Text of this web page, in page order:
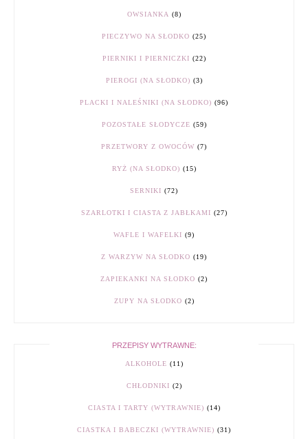
OWSIANKA (8)
PIECZYWO NA SŁODKO (25)
PIERNIKI I PIERNICZKI (22)
PIEROGI (NA SŁODKO) (3)
PLACKI I NALEŚNIKI (NA SŁODKO) (96)
POZOSTAŁE SŁODYCZE (59)
PRZETWORY Z OWOCÓW (7)
RYŻ (NA SŁODKO) (15)
SERNIKI (72)
SZARLOTKI I CIASTA Z JABŁKAMI (27)
WAFLE I WAFELKI (9)
Z WARZYW NA SŁODKO (19)
ZAPIEKANKI NA SŁODKO (2)
ZUPY NA SŁODKO (2)
PRZEPISY WYTRAWNE:
ALKOHOLE (11)
CHŁODNIKI (2)
CIASTA I TARTY (WYTRAWNIE) (14)
CIASTKA I BABECZKI (WYTRAWNIE) (31)